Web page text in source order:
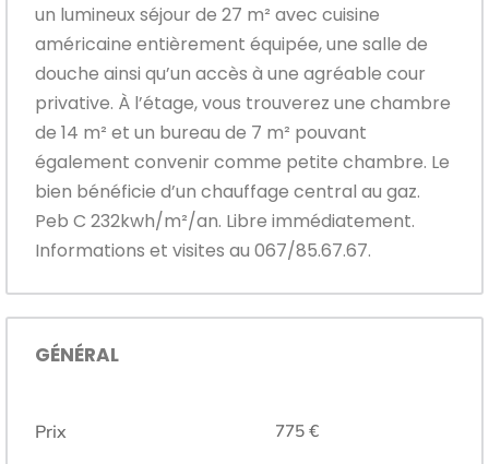
un lumineux séjour de 27 m² avec cuisine
américaine entièrement équipée, une salle de
douche ainsi qu’un accès à une agréable cour
privative. À l’étage, vous trouverez une chambre
de 14 m² et un bureau de 7 m² pouvant
également convenir comme petite chambre. Le
bien bénéficie d’un chauffage central au gaz.
Peb C 232kwh/m²/an. Libre immédiatement.
Informations et visites au 067/85.67.67.
GÉNÉRAL
Prix 775 €